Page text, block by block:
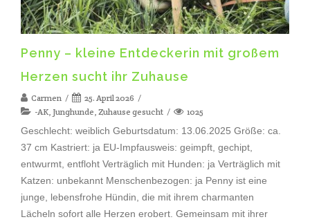
Penny – kleine Entdeckerin mit großem
Herzen sucht ihr Zuhause
Carmen
25. April 2026
-AK, Junghunde, Zuhause gesucht 1025
Geschlecht: weiblich Geburtsdatum: 13.06.2025 Größe: ca.
37 cm Kastriert: ja EU-Impfausweis: geimpft, gechipt,
entwurmt, entfloht Verträglich mit Hunden: ja Verträglich mit
Katzen: unbekannt Menschenbezogen: ja Penny ist eine
junge, lebensfrohe Hündin, die mit ihrem charmanten
Lächeln sofort alle Herzen erobert. Gemeinsam mit ihrer